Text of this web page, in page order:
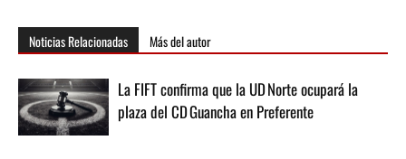
Noticias Relacionadas Más del autor
La FIFT confirma que la UD Norte ocupará la
plaza del CD Guancha en Preferente